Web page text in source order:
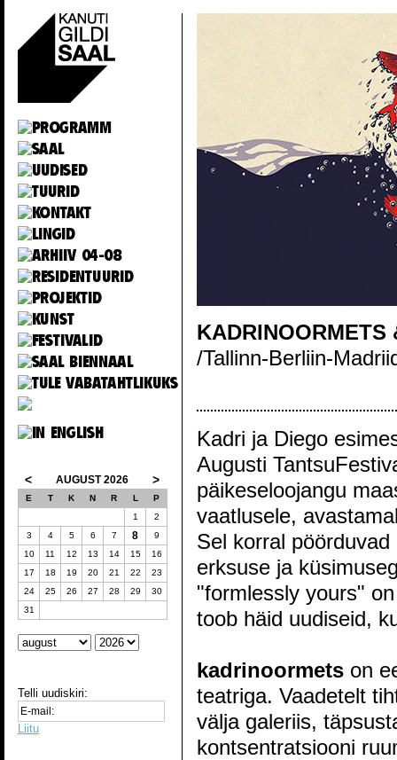
< AUGUST 2026 >
E T K N R L
P
1
2
3
4 5 6 7 8
9
10
11 12 13 14 15
16
17
18 19 20 21 22
23
24
25 26 27 28 29
30
31
Telli uudiskiri:
Liitu
/Tallinn-Berliin-
Kadri ja Diego
Augusti
päikeseloojangu
vaatlusele,
Sel korral
erksuse ja
"formlessly yours"
toob häid uudiseid,
kadrinoormets on
teatriga. Vaadetelt
välja galeriis,
kontsentratsiooni